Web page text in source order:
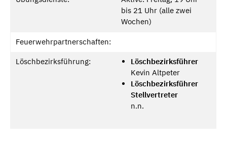
bis 21 Uhr (alle zwei
Wochen)
Feuerwehrpartnerschaften:
Löschbezirksführung:
Löschbezirksführer
Kevin Altpeter
Löschbezirksführer
Stellvertreter
n.n.